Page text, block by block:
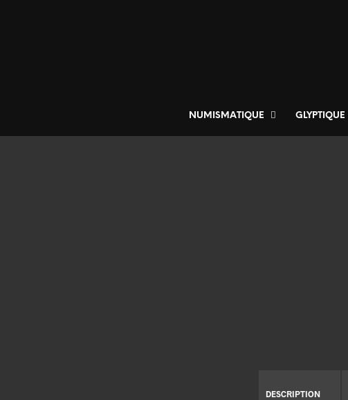
NUMISMATIQUE GLYPTIQUE
DESCRIPTION